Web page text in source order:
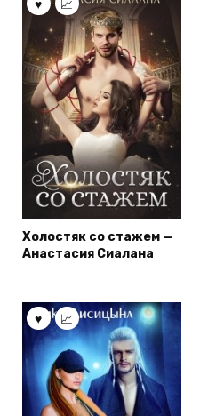
Холостяк со стажем —
Анастасия Сиалана